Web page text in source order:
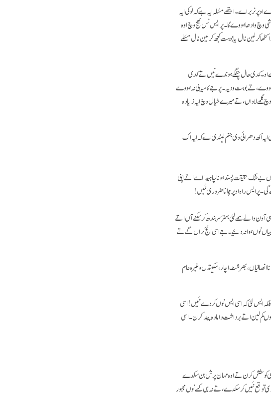
نربر اے۔ ایتھے مسٔلہ ایہ ہے کہ لوکی ایہ
وچ وادھا ہووے گا۔ پر ایس نس بھج وچ اوہ
کر لین نال یا بوہت کجھ کر لین نال مسٔلے
او۔ کدی حال چنگے ہوندے نیں تے کدی
تے بوہت ودیہ۔ پر جے کامیابی نہ ہووے
لاواں، تے میرے خیال وچ ایہ زیادہ
اکھ دھرائی وی جنم لیندی اے کہ ایہ اک
حقیقت پسند ہونا چاہیدا اے اتے اپنی
پر ایس راہ اوپر چلنا ضروری نئیں!
آون والے سمے لئی بہتر سربندھ کر سکنے آں اتے
نوں ہوا نہ دئیے۔ جے اسی انج کراں گے تے
بھرشٹ اچار، سکینڈل وغیرہ عام
ایس لئی کہ اسی ایس نوں کردے نئیں! اسی
لین اتے برداشت دا مادہ پیدا کرن۔ اسی
دی کوشش کرن تے اوہ مہان پرش بن سکدے
توقع نئیں کرسکدے، تے نہ ہی کسے نوں مجبور